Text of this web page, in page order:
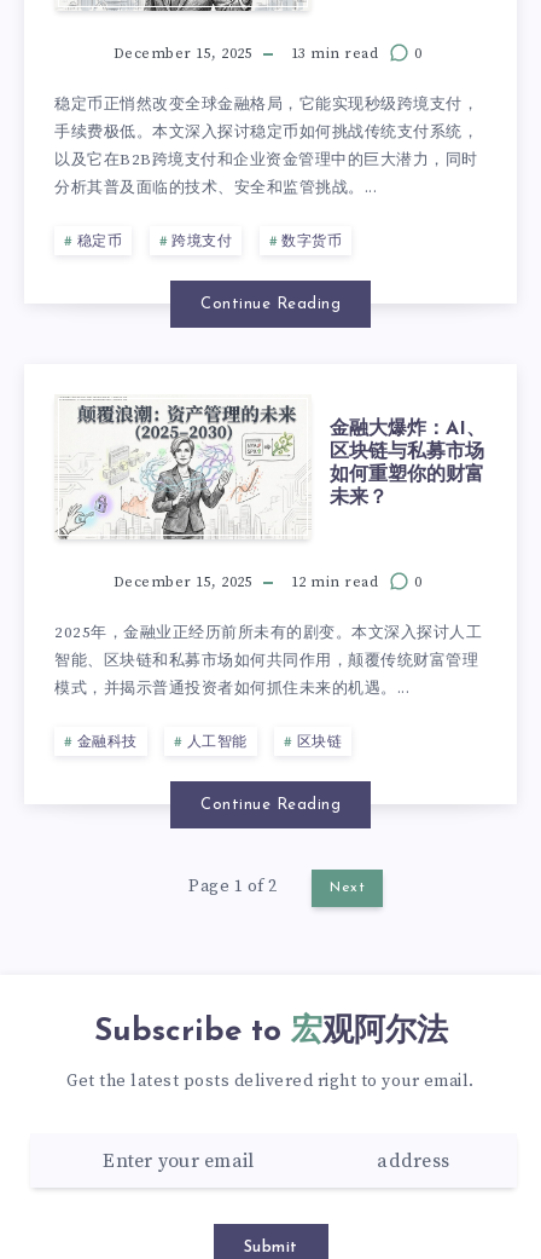
December 15, 2025 13 min read 0
稳定币正悄然改变全球金融格局，它能实现秒级跨境支付，
手续费极低。本文深入探讨稳定币如何挑战传统支付系统，
以及它在B2B跨境支付和企业资金管理中的巨大潜力，同时
分析其普及面临的技术、安全和监管挑战。...
稳定币 跨境支付 数字货币
Continue Reading
金融大爆炸：AI、
区块链与私募市场
如何重塑你的财富
未来？
December 15, 2025 12 min read 0
2025年，金融业正经历前所未有的剧变。本文深入探讨人工
智能、区块链和私募市场如何共同作用，颠覆传统财富管理
模式，并揭示普通投资者如何抓住未来的机遇。...
金融科技 人工智能 区块链
Continue Reading
Page 1 of 2 Next
Subscribe to 宏观阿尔法
Get the latest posts delivered right to your email.
Submit